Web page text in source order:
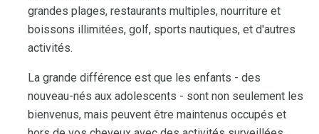
grandes plages, restaurants multiples, nourriture et
boissons illimitées, golf, sports nautiques, et d'autres
activités.
La grande différence est que les enfants - des
nouveau-nés aux adolescents - sont non seulement les
bienvenus, mais peuvent être maintenus occupés et